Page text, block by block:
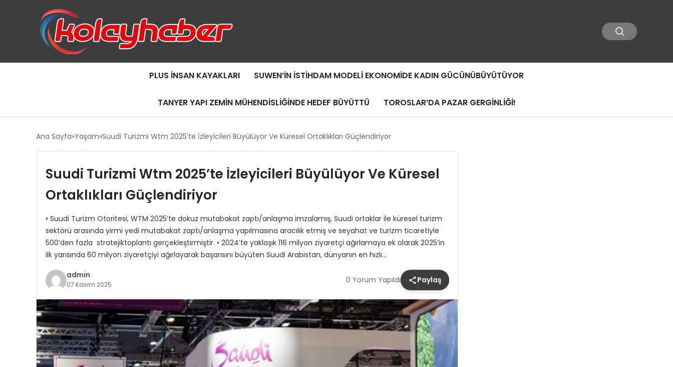
PLUS İNSAN KAYAKLARI SUWEN’IN İSTIHDAM MODELI EKONOMIDE KADIN GÜCÜNÜBÜYÜTÜYOR
TANYER YAPI ZEMIN MÜHENDISLIĞINDE HEDEF BÜYÜTTÜ TOROSLAR’DA PAZAR GERGİNLİĞİ!
Ana Sayfa Yaşam Suudi Turizmi Wtm 2025’te İzleyicileri Büyülüyor Ve Küresel Ortaklıkları Güçlendiriyor
Suudi Turizmi Wtm 2025’te İzleyicileri Büyülüyor Ve Küresel
Ortaklıkları Güçlendiriyor
• Suudi Turizm Otoritesi, WTM 2025’te dokuz mutabakat zaptı/anlaşma imzalamış, Suudi ortaklar ile küresel turizm
sektörü arasında yirmi yedi mutabakat zaptı/anlaşma yapılmasına aracılık etmiş ve seyahat ve turizm ticaretiyle
500’den fazla stratejiktoplantı gerçekleştirmiştir. • 2024’te yaklaşık 116 milyon ziyaretçi ağırlamaya ek olarak 2025’in
ilk yarısında 60 milyon ziyaretçiyi ağırlayarak başarısını büyüten Suudi Arabistan, dünyanın en hızlı…
admin
07 Kasım 2025 0 Yorum Yapıldı Paylaş